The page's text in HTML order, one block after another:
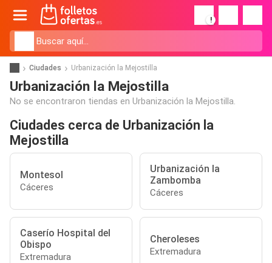
!
Ciudades Urbanización la Mejostilla
Urbanización la Mejostilla
No se encontraron tiendas en Urbanización la Mejostilla.
Ciudades cerca de Urbanización la
Mejostilla
Montesol
Cáceres
Urbanización la
Zambomba
Cáceres
Caserío Hospital del
Obispo
Extremadura
Cheroleses
Extremadura